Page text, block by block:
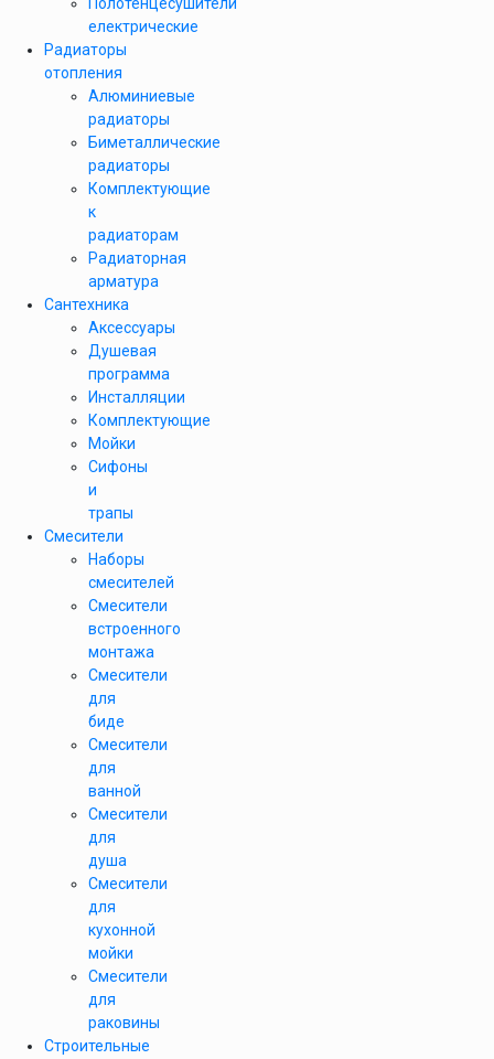
електрические
Радиаторы
отопления
Алюминиевые
радиаторы
Биметаллические
радиаторы
Комплектующие
к
радиаторам
Радиаторная
арматура
Сантехника
Аксессуары
Душевая
программа
Инсталляции
Комплектующие
Мойки
Сифоны
и
трапы
Смесители
Наборы
смесителей
Смесители
встроенного
монтажа
Смесители
для
биде
Смесители
для
ванной
Смесители
для
душа
Смесители
для
кухонной
мойки
Смесители
для
раковины
Строительные